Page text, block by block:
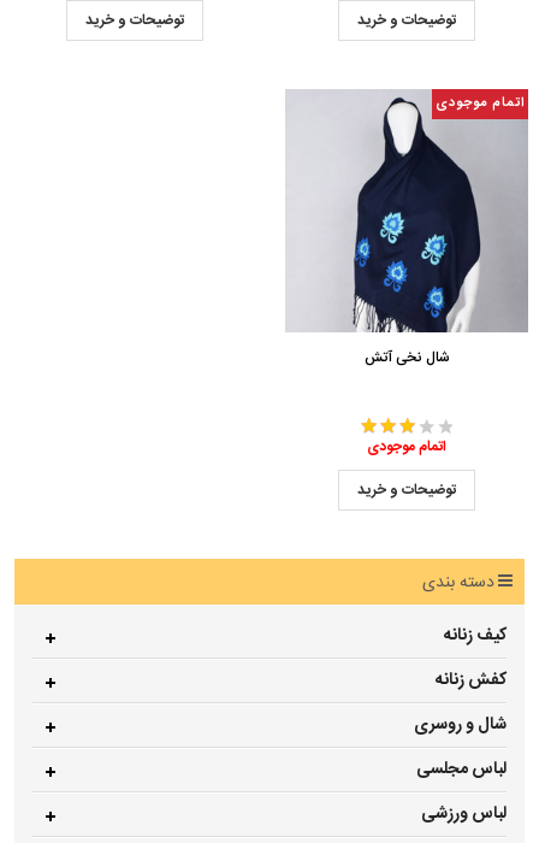
توضیحات و خرید توضیحات و خرید
اتمام موجودی
شال نخی آتش
اتمام موجودی
توضیحات و خرید
دسته بندی
کیف زنانه
کفش زنانه
شال و روسری
لباس مجلسی
لباس ورزشی